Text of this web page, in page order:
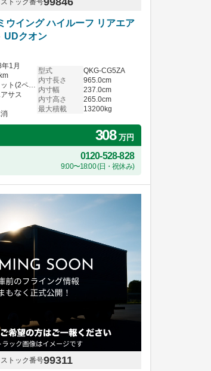
ストック番号
ウイング ハイルーフ リアエア
UDクオン
1月
エスコット(2ペダル)
サス
型式
QKG-CG5ZA
内寸長さ
965.0cm
内寸幅
237.0cm
内寸高さ
265.0cm
最大積載
13200kg
308万円
0120-528-828
9:00〜18:00 (日・祝休み)
ストック番号99311